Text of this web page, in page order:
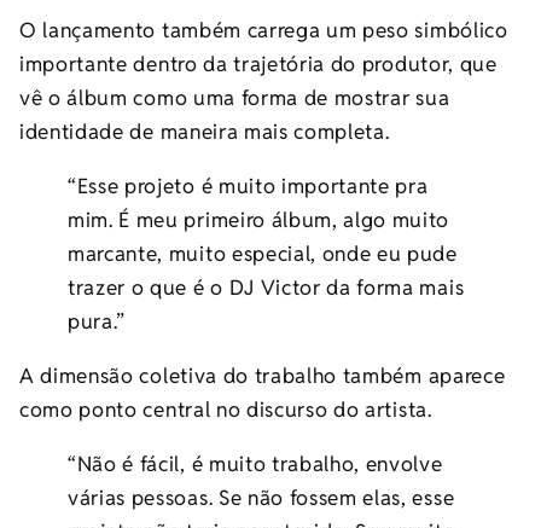
O lançamento também carrega um peso simbólico
importante dentro da trajetória do produtor, que
vê o álbum como uma forma de mostrar sua
identidade de maneira mais completa.
“Esse projeto é muito importante pra
mim. É meu primeiro álbum, algo muito
marcante, muito especial, onde eu pude
trazer o que é o DJ Victor da forma mais
pura.”
A dimensão coletiva do trabalho também aparece
como ponto central no discurso do artista.
“Não é fácil, é muito trabalho, envolve
várias pessoas. Se não fossem elas, esse